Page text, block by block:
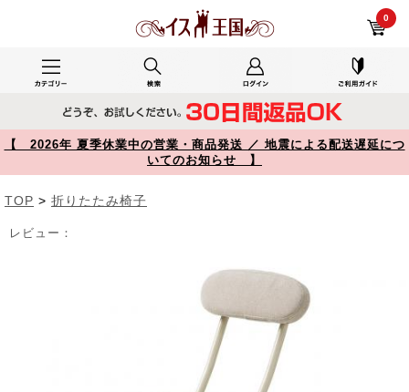
0
【 2026年 夏季休業中の営業・商品発送 ／ 地震による配送遅延につ
いてのお知らせ 】
TOP > 折りたたみ椅子
レビュー：